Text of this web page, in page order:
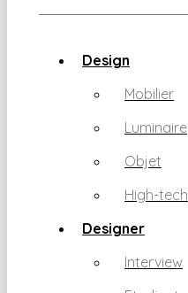
Design
Mobilier
Luminaire
Objet
High-tech
Designer
Interview